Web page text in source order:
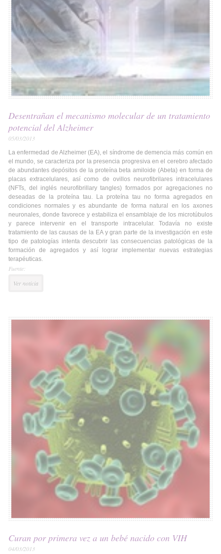
Desentrañan el mecanismo molecular de un tratamiento
potencial del Alzheimer
05/03/2013
La enfermedad de Alzheimer (EA), el síndrome de demencia más común en
el mundo, se caracteriza por la presencia progresiva en el cerebro afectado
de abundantes depósitos de la proteína beta amiloide (Abeta) en forma de
placas extracelulares, así como de ovillos neurofibrilares intracelulares
(NFTs, del inglés neurofibrillary tangles) formados por agregaciones no
deseadas de la proteína tau. La proteína tau no forma agregados en
condiciones normales y es abundante de forma natural en los axones
neuronales, donde favorece y estabiliza el ensamblaje de los microtúbulos
y parece intervenir en el transporte intracelular. Todavía no existe
tratamiento de las causas de la EA y gran parte de la investigación en este
tipo de patologías intenta descubrir las consecuencias patológicas de la
formación de agregados y así lograr implementar nuevas estrategias
terapéuticas.
Fuente:
Ver noticia
Curan por primera vez a un bebé nacido con VIH
04/03/2013